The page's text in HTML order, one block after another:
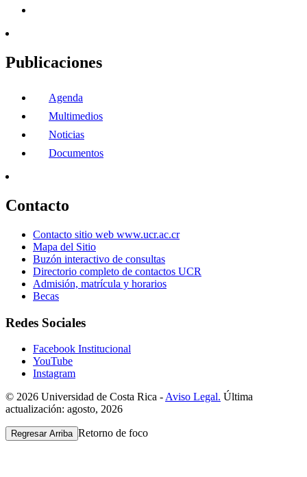
Publicaciones
Agenda
Multimedios
Noticias
Documentos
Contacto
Contacto sitio web www.ucr.ac.cr
Mapa del Sitio
Buzón interactivo de consultas
Directorio completo de contactos UCR
Admisión, matrícula y horarios
Becas
Redes Sociales
Facebook Institucional
YouTube
Instagram
© 2026 Universidad de Costa Rica - Aviso Legal. Última
actualización: agosto, 2026
Regresar Arriba Retorno de foco